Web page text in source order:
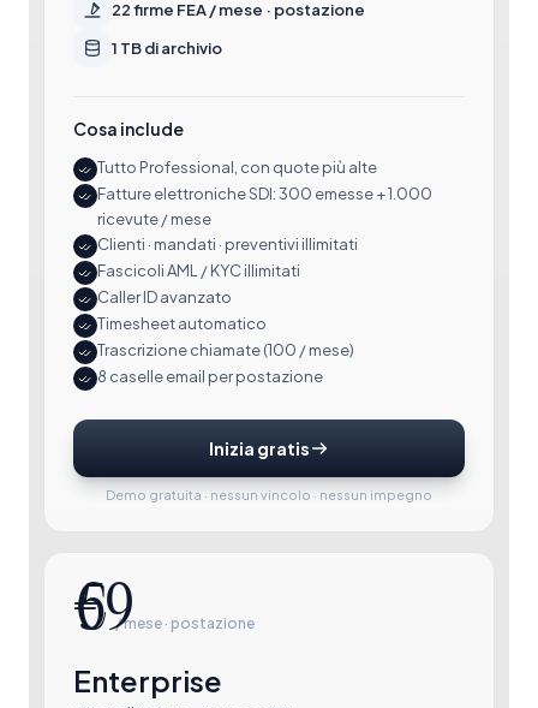
22 firme FEA / mese · postazione
1 TB di archivio
Cosa include
Tutto Professional, con quote più alte
Fatture elettroniche SDI: 300 emesse + 1.000
ricevute / mese
Clienti · mandati · preventivi illimitati
Fascicoli AML / KYC illimitati
Caller ID avanzato
Timesheet automatico
Trascrizione chiamate (100 / mese)
8 caselle email per postazione
Inizia gratis
Demo gratuita · nessun vincolo · nessun impegno
€ / mese · postazione
Enterprise